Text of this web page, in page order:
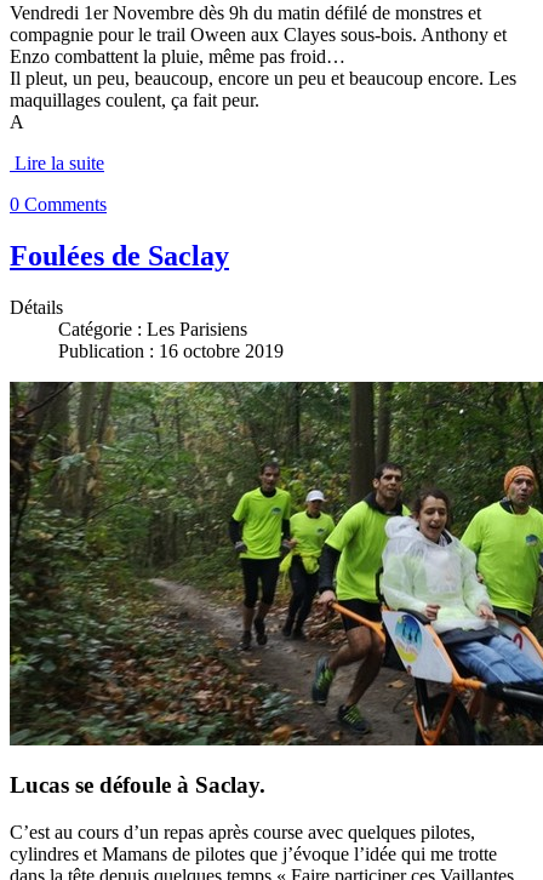
Vendredi 1er Novembre dès 9h du matin défilé de monstres et
compagnie pour le trail Oween aux Clayes sous-bois. Anthony et
Enzo combattent la pluie, même pas froid…
Il pleut, un peu, beaucoup, encore un peu et beaucoup encore. Les
maquillages coulent, ça fait peur.
A
Lire la suite
0 Comments
Foulées de Saclay
Détails
Catégorie : Les Parisiens
Publication : 16 octobre 2019
Lucas se défoule à Saclay.
C’est au cours d’un repas après course avec quelques pilotes,
cylindres et Mamans de pilotes que j’évoque l’idée qui me trotte
dans la tête depuis quelques temps « Faire participer ces Vaillantes